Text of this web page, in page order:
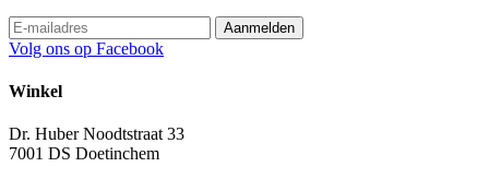
Volg ons op Facebook
Winkel
Dr. Huber Noodtstraat 33
7001 DS Doetinchem